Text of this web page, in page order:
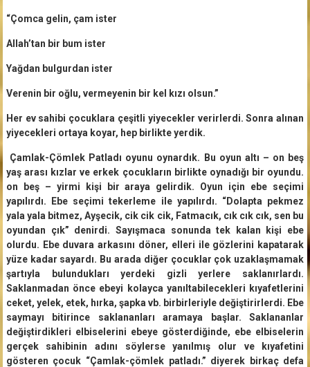
“Çomca gelin, çam ister
Allah’tan bir bum ister
Yağdan bulgurdan ister
Verenin bir oğlu, vermeyenin bir kel kızı olsun.”
Her ev sahibi çocuklara çeşitli yiyecekler verirlerdi. Sonra alınan
yiyecekleri ortaya koyar, hep birlikte yerdik.
Çamlak-Çömlek Patladı oyunu oynardık. Bu oyun altı – on beş
yaş arası kızlar ve erkek çocukların birlikte oynadığı bir oyundu.
on beş – yirmi kişi bir araya gelirdik. Oyun için ebe seçimi
yapılırdı. Ebe seçimi tekerleme ile yapılırdı. “Dolapta pekmez
yala yala bitmez, Ayşecik, cik cik cik, Fatmacık, cık cık cık, sen bu
oyundan çık” denirdi. Sayışmaca sonunda tek kalan kişi ebe
olurdu. Ebe duvara arkasını döner, elleri ile gözlerini kapatarak
yüze kadar sayardı. Bu arada diğer çocuklar çok uzaklaşmamak
şartıyla bulundukları yerdeki gizli yerlere saklanırlardı.
Saklanmadan önce ebeyi kolayca yanıltabilecekleri kıyafetlerini
ceket, yelek, etek, hırka, şapka vb. birbirleriyle değiştirirlerdi. Ebe
saymayı bitirince saklananları aramaya başlar. Saklananlar
değiştirdikleri elbiselerini ebeye gösterdiğinde, ebe elbiselerin
gerçek sahibinin adını söylerse yanılmış olur ve kıyafetini
gösteren çocuk “Çamlak-çömlek patladı.” diyerek birkaç defa